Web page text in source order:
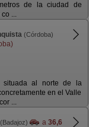
de la ciudad de
...
(Córdoba)
situada al norte de la
en el Valle
...
(Badajoz) a 36,6